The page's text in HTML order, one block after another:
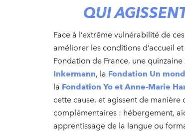
QUI
Face à l’extrême vulnérabilité de
améliorer les conditions d’accueil
Fondation de France, une
Inkermann, la Fondation Un
la Fondation Yo et Anne-Marie
cette cause, et agissent de
complémentaires : hébergement,
apprentissage de la langue ou